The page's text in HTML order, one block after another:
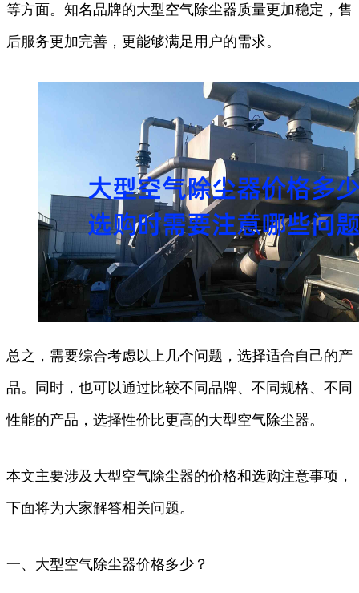
等方面。知名品牌的大型空气除尘器质量更加稳定，售
后服务更加完善，更能够满足用户的需求。
总之，需要综合考虑以上几个问题，选择适合自己的产
品。同时，也可以通过比较不同品牌、不同规格、不同
性能的产品，选择性价比更高的大型空气除尘器。
本文主要涉及大型空气除尘器的价格和选购注意事项，
下面将为大家解答相关问题。
一、大型空气除尘器价格多少？